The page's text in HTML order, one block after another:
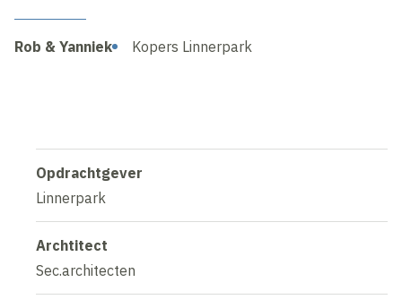
Rob & Yanniek Kopers Linnerpark
Opdrachtgever
Linnerpark
Archtitect
Sec.architecten